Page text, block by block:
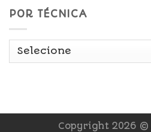
POR TÉCNICA
Copyright 2026 ©